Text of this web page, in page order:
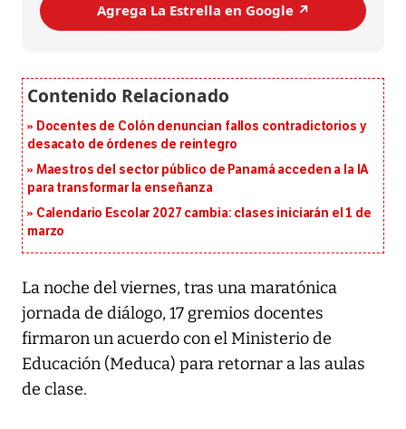
Agrega La Estrella en Google ↗️
Docentes de Colón denuncian fallos contradictorios y
desacato de órdenes de reintegro
Maestros del sector público de Panamá acceden a la IA
para transformar la enseñanza
Calendario Escolar 2027 cambia: clases iniciarán el 1 de
marzo
La noche del viernes, tras una maratónica
jornada de diálogo, 17 gremios docentes
firmaron un acuerdo con el Ministerio de
Educación (Meduca) para retornar a las aulas
de clase.